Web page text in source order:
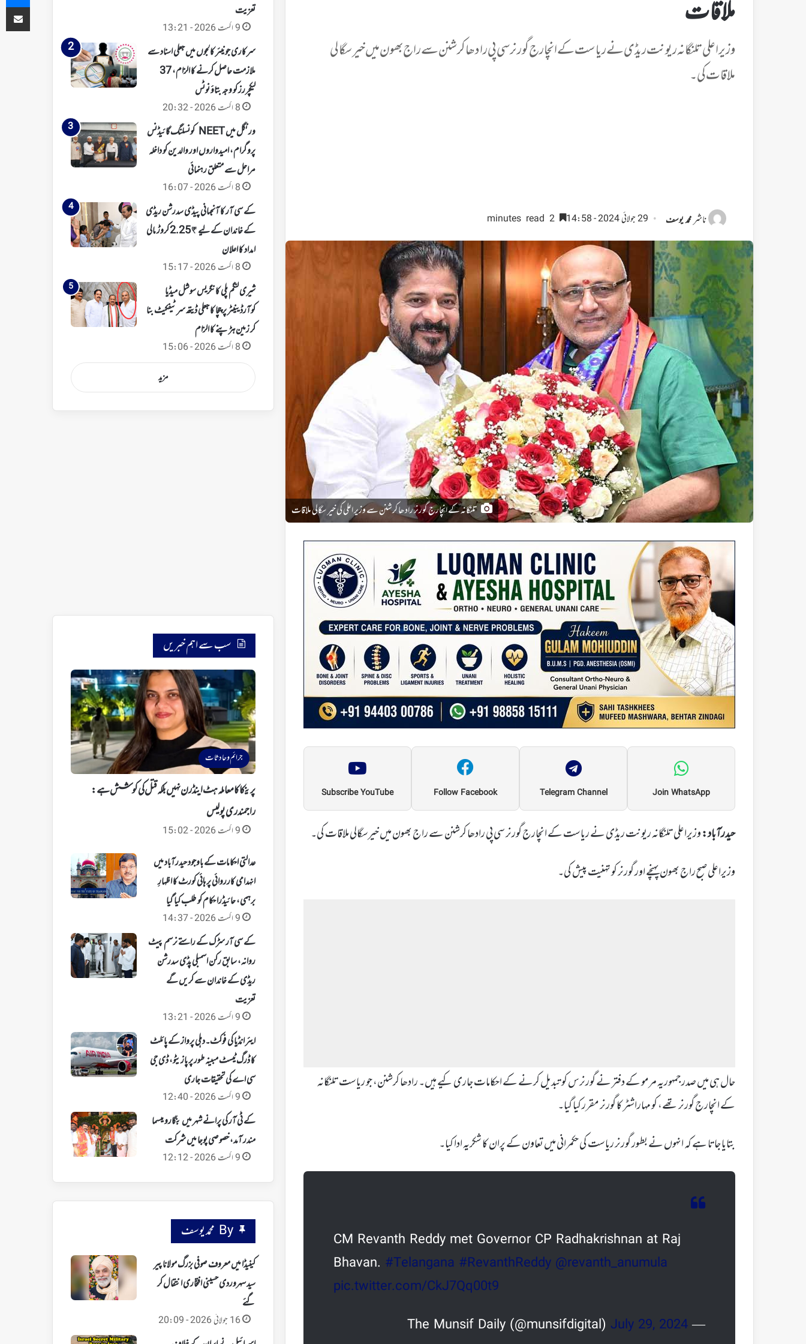
ملاقات
وزیراعلی تلنگانہ ریونت ریڈی نے ریاست کے انچارج گورنر سی پی رادھا کرشنن سے راج بھون میں خیرسگالی
ملاقات کی۔
ناشرمحمد یوسف 29 جولائی 2024 - 14:58
تلنگانہ کے انچارج گورنر رادھا کرشنن سے وزیر اعلی کی خیر سگالی ملاقات
Join WhatsApp
Telegram Channel
Follow Facebook
Subscribe YouTube
حیدرآباد:وزیراعلی تلنگانہ ریونت ریڈی نے ریاست کے انچارج گورنر سی پی رادھا کرشنن سے راج بھون میں خیرسگالی ملاقات کی۔
وزیراعلی صبح راج بھون پہنچے اور گورنر کو تہنیت پیش کی۔
حال ہی میں صدر جمہوریہ مرمو کے دفتر نے گورنرس کو تبدیل کرنے کے احکامات جاری کیے ہیں۔ رادھا کرشنن، جو ریاست تلنگانہ
کے انچارج گورنر تھے، کو مہاراشٹر کا گورنر مقرر کیا گیا۔
بتایا جاتا ہے کہ انہوں نے بطور گورنر ریاست کی حکمرانی میں تعاون کے پران کا شکریہ ادا کیا۔
CM Revanth Reddy met Governor CP Radhakrishnan at Raj
Bhavan. #Telangana #RevanthReddy @revanth_anumula
pic.twitter.com/CkJ7Qq00t9
— The Munsif Daily (@munsifdigital)
July 29, 2024
تعزیت
9 اگست 2026 - 13:21
سرکاری جونیئر کالجوں میں جعلی اسناد سے
ملازمت حاصل کرنے کا الزام، 37
لیکچررز کو وجہ بتاؤ نوٹس
8 اگست 2026 - 20:32
ورنگل میں NEET کونسلنگ گائیڈنس
پروگرام، امیدواروں اور والدین کو داخلہ
مراحل سے متعلق رہنمائی
8 اگست 2026 - 16:07
کے سی آر کا آنجہانی پیڈی سدرشن ریڈی
کے خاندان کے لیے ₹2.25 کروڑ مالی
امداد کا اعلان
8 اگست 2026 - 15:17
شیری لنگم پلی کانگریس سوشل میڈیا
کوآرڈینیٹر پر چچا کا جعلی ڈیتھ سرٹیفکیٹ بنا
کر زمین ہڑپنے کا الزام
8 اگست 2026 - 15:06
مزید
سب سے اہم خبریں
جرائم و حادثات
پرینکا کا معاملہ ہٹ اینڈ رن نہیں بلکہ قتل کی کوشش ہے:
راجمندری پولیس
9 اگست 2026 - 15:02
عدالتی احکامات کے باوجود حیدرآباد میں
انہدامی کارروائی پر ہائی کورٹ کا اظہارِ
برہمی، حائیڈرا حکام کو طلب کیا گیا
9 اگست 2026 - 14:37
کے سی آر سڑک کے راستے نرسم پیٹ
روانہ، سابق رکن اسمبلی پڈی سدرشن
ریڈی کے خاندان سے کریں گے
تعزیت
9 اگست 2026 - 13:21
ایئر انڈیا کی فوکٹ۔دہلی پرواز کے پائلٹ
کا ڈرگ ٹیسٹ مبینہ طور پر پازیٹو، ڈی جی
سی اے کی تحقیقات جاری
9 اگست 2026 - 12:40
کے ٹی آر کی پرانے شہر میں بنگارو میسما
مندر آمد، خصوصی پوجا میں شرکت
9 اگست 2026 - 12:12
By محمد یوسف
کینیڈا میں معروف صوفی بزرگ مولانا پیر
سید سہروردی حسینی افتخاری انتقال کر
گئے
16 جولائی 2026 - 20:09
ای میل کے ذریعہ شیئر کریں